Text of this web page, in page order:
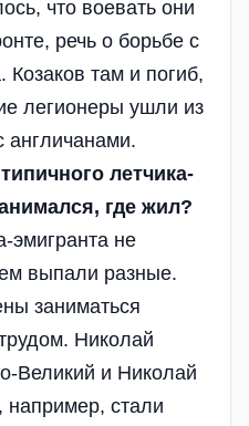
что воевать они
речь о борьбе с
там и погиб,
легионеры ушли из
англичанами.
летчика-
где жил?
не
выпали разные.
заниматься
Николай
Великий и Николай
например, стали